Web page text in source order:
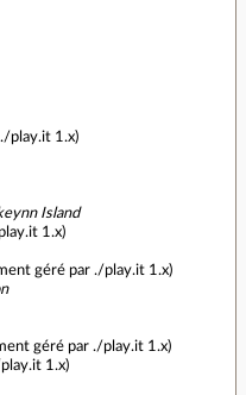
play.it 1.x)
Island
1.x)
géré par ./play.it 1.x)
géré par ./play.it 1.x)
1.x)